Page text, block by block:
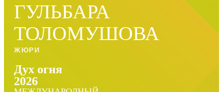
ГУЛЬБАРА
ТОЛОМУШОВА
ЖЮРИ
Дух огня
2026